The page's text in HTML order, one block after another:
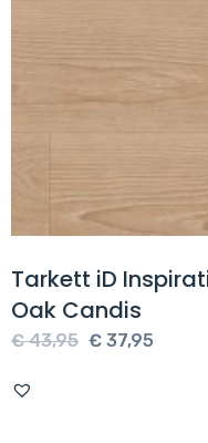
Tarkett iD
Oak Candis
€43,95 € 37,95